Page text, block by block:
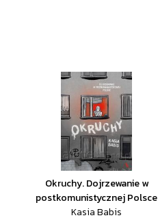
Okruchy. Dojrzewanie w
postkomunistycznej Polsce
Kasia Babis